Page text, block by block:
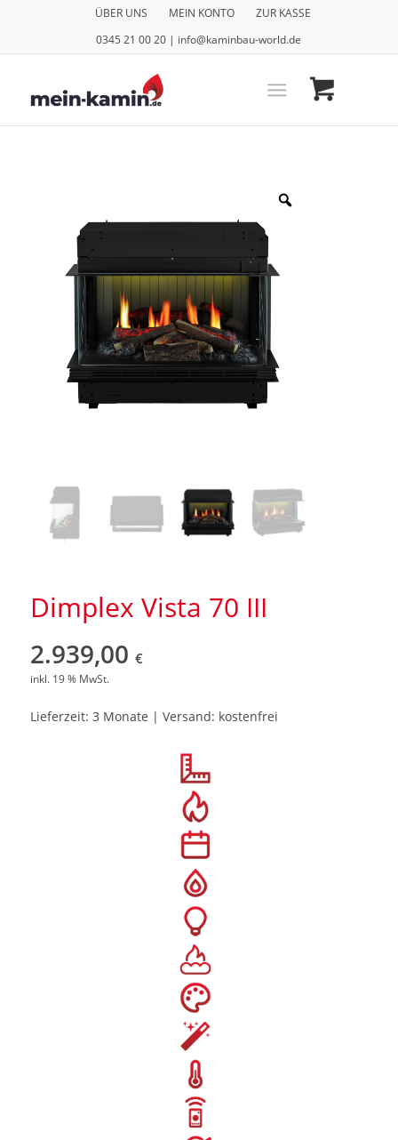
ÜBER UNS MEIN KONTO
ZUR KASSE
0345 21 00 20 | info@kaminbau-world.de
Dimplex Vista 70 III
2.939,00 €
inkl. 19 % MwSt.
Lieferzeit: 3 Monate | Versand: kostenfrei